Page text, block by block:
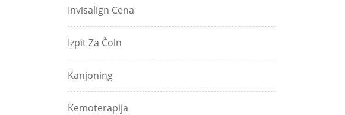
Invisalign Cena
Izpit Za Čoln
Kanjoning
Kemoterapija